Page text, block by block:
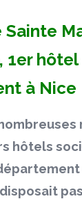
Sainte
1er
à Nice
hôtels